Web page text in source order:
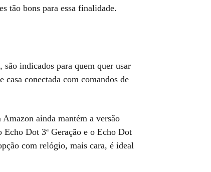
tão bons para essa finalidade.
indicados para quem quer usar
conectada com comandos de
ainda mantém a versão
Dot 3ª Geração e o Echo Dot
com relógio, mais cara, é ideal